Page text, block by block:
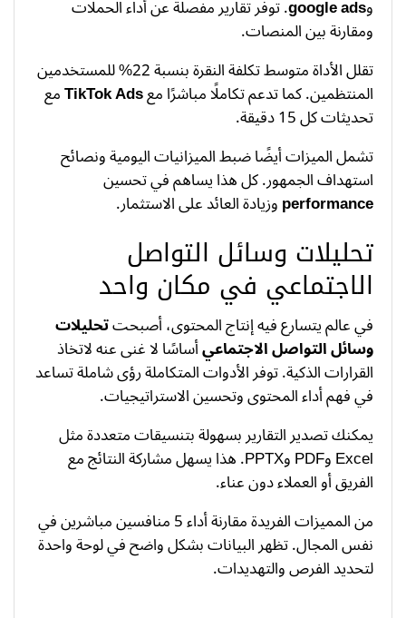
وgoogle ads. توفر تقارير مفصلة عن أداء الحملات
ومقارنة بين المنصات.
تقلل الأداة متوسط تكلفة النقرة بنسبة 22% للمستخدمين
المنتظمين. كما تدعم تكاملًا مباشرًا معTikTok Adsمع
تحديثات كل 15 دقيقة.
تشمل الميزات أيضًا ضبط الميزانيات اليومية ونصائح
استهداف الجمهور. كل هذا يساهم في تحسين
performanceوزيادة العائد على الاستثمار.
تحليلات وسائل التواصل
الاجتماعي في مكان واحد
في عالم يتسارع فيه إنتاج المحتوى، أصبحتتحليلات
وسائل التواصل الاجتماعيأساسًا لا غنى عنه لاتخاذ
القرارات الذكية. توفر الأدوات المتكاملة رؤى شاملة تساعد
في فهم أداء المحتوى وتحسين الاستراتيجيات.
يمكنك تصدير التقارير بسهولة بتنسيقات متعددة مثل
Excel وPDF وPPTX. هذا يسهل مشاركة النتائج مع
الفريق أو العملاء دون عناء.
من المميزات الفريدة مقارنة أداء 5 منافسين مباشرين في
نفس المجال. تظهر البيانات بشكل واضح في لوحة واحدة
لتحديد الفرص والتهديدات.